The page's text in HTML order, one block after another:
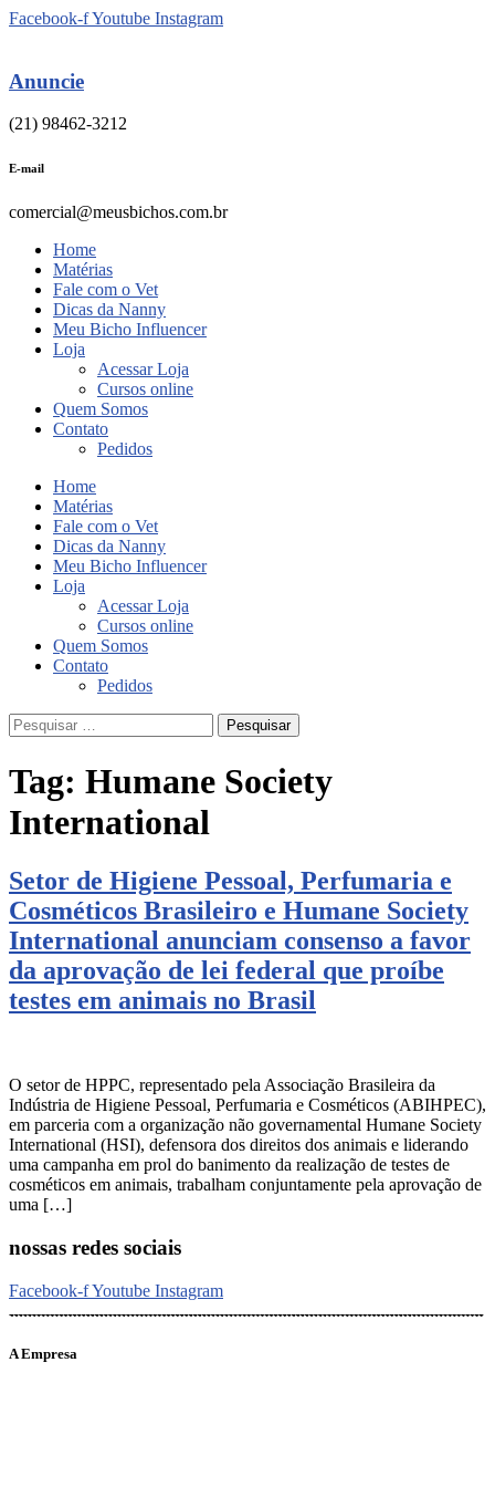
Ir
conteúdo
Facebook-fYoutube Instagram
Anuncie
(21) 98462-3212
E-mail
comercial@meusbichos.com.br
Home
Matérias
Fale com o Vet
Dicas da Nanny
Meu Bicho Influencer
Loja
Acessar Loja
Cursos online
Quem Somos
Contato
Pedidos
Home
Matérias
Fale com o Vet
Dicas da Nanny
Meu Bicho Influencer
Loja
Acessar Loja
Cursos online
Quem Somos
Contato
Pedidos
Pesquisar
por:
Tag: Humane Society
International
Setor de Higiene Pessoal, Perfumaria e
Cosméticos Brasileiro e Humane Society
International anunciam consenso a favor
da aprovação de lei federal que proíbe
testes em animais no Brasil
O setor de HPPC, representado pela Associação Brasileira da
Indústria de Higiene Pessoal, Perfumaria e Cosméticos (ABIHPEC),
em parceria com a organização não governamental Humane Society
International (HSI), defensora dos direitos dos animais e liderando
uma campanha em prol do banimento da realização de testes de
cosméticos em animais, trabalham conjuntamente pela aprovação de
uma […]
nossas redes sociais
Facebook-fYoutube Instagram
A Empresa